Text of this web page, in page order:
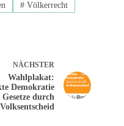
# Völkerrecht
NÄCHSTER
Wahlplakat:
Demokratie
Gesetze durch
Volksentscheid